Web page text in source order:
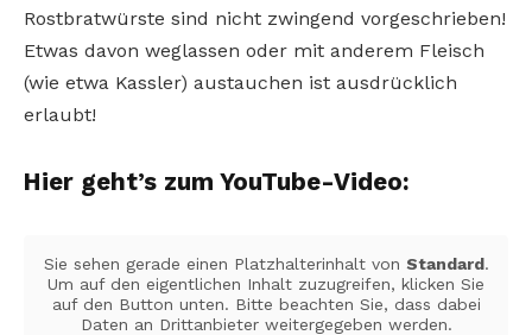
Rostbratwürste sind nicht zwingend vorgeschrieben!
Etwas davon weglassen oder mit anderem Fleisch
(wie etwa Kassler) austauchen ist ausdrücklich
erlaubt!
Hier geht’s zum YouTube-Video:
Sie sehen gerade einen Platzhalterinhalt von Standard.
Um auf den eigentlichen Inhalt zuzugreifen, klicken Sie
auf den Button unten. Bitte beachten Sie, dass dabei
Daten an Drittanbieter weitergegeben werden.